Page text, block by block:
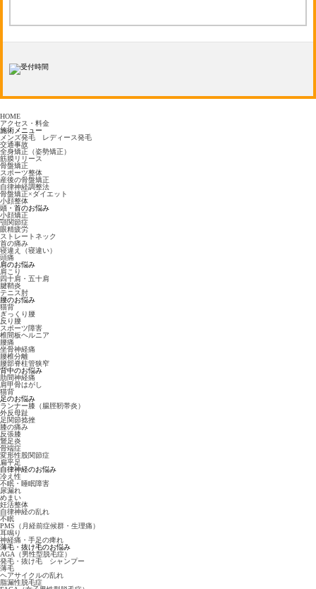
HOME
アクセス・料金
施術メニュー
メンズ発毛 レディース発毛
交通事故
全身矯正（姿勢矯正）
筋膜リリース
骨盤矯正
スポーツ整体
産後の骨盤矯正
自律神経調整法
骨盤矯正×ダイエット
小顔整体
頭・首のお悩み
小顔矯正
顎関節症
眼精疲労
ストレートネック
首の痛み
寝違え（寝違い）
頭痛
肩のお悩み
肩こり
四十肩・五十肩
腱鞘炎
テニス肘
腰のお悩み
猫背
ぎっくり腰
反り腰
スポーツ障害
椎間板ヘルニア
腰痛
坐骨神経痛
腰椎分離
腰部脊柱管狭窄
背中のお悩み
肋間神経痛
肩甲骨はがし
猫背
足のお悩み
ランナー膝（腸脛靭帯炎）
外反母趾
足関節捻挫
膝の痛み
反張膝
鵞足炎
骨端症
変形性股関節症
扁平足
自律神経のお悩み
冷え性
不眠・睡眠障害
尿漏れ
めまい
妊活整体
自律神経の乱れ
不眠
PMS（月経前症候群・生理痛）
耳鳴り
神経痛・手足の痺れ
薄毛・抜け毛のお悩み
AGA（男性型脱毛症）
発毛・抜け毛 シャンプー
薄毛
ヘアサイクルの乱れ
脂漏性脱毛症